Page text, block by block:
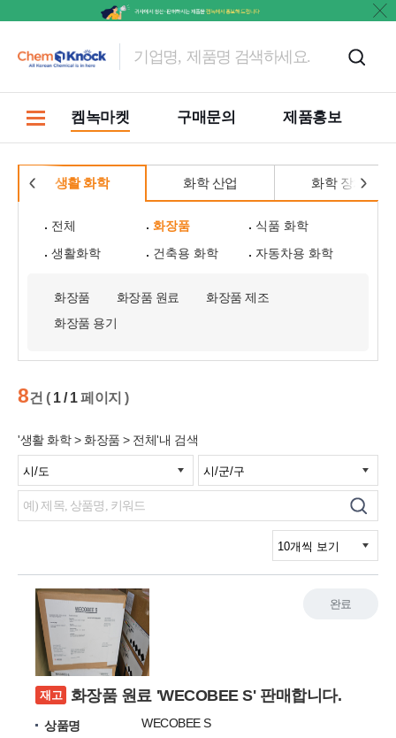
켐녹마켓 구매문의 제품홍보
생활 화학 화학 산업 화학 장치
전체 화장품
식품 화학
생활화학
건축용 화학 자동차용 화학
화장품 화장품 원료
화장품 제조
화장품 용기
8건 ( 1 / 1페이지 )
'생활 화학 > 화장품 > 전체'내 검색
재고 화장품 원료 'WECOBEE S' 판매합니다.
상품명
WECOBEE S
완료